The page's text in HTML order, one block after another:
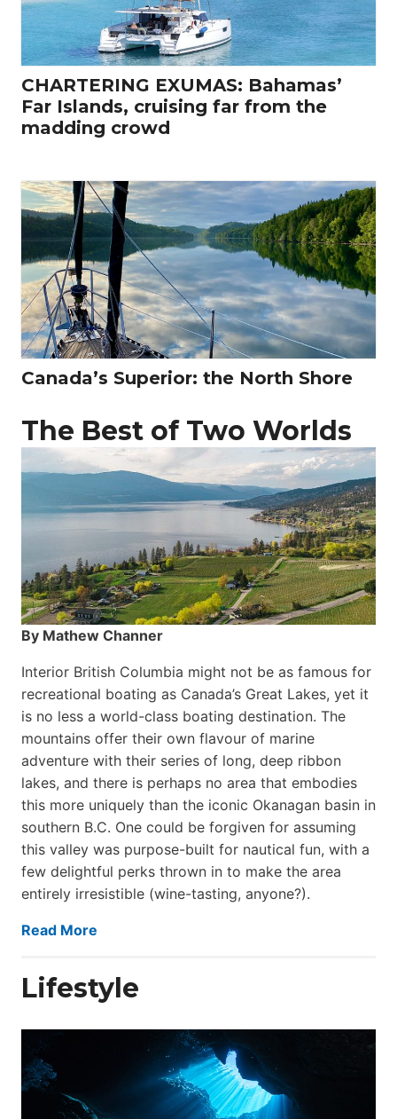
CHARTERING EXUMAS: Bahamas’
Far Islands, cruising far from the
madding crowd
Canada’s Superior: the North Shore
The Best of Two Worlds
By Mathew Channer
Interior British Columbia might not be as famous for
recreational boating as Canada’s Great Lakes, yet it
is no less a world-class boat­ing destination. The
mountains offer their own flavour of marine
adventure with their series of long, deep ribbon
lakes, and there is perhaps no area that embodies
this more uniquely than the iconic Okanagan basin in
southern B.C. One could be forgiven for assuming
this valley was purpose-built for nautical fun, with a
few delightful perks thrown in to make the area
entirely irresistible (wine-tasting, anyone?).
Read More
Lifestyle